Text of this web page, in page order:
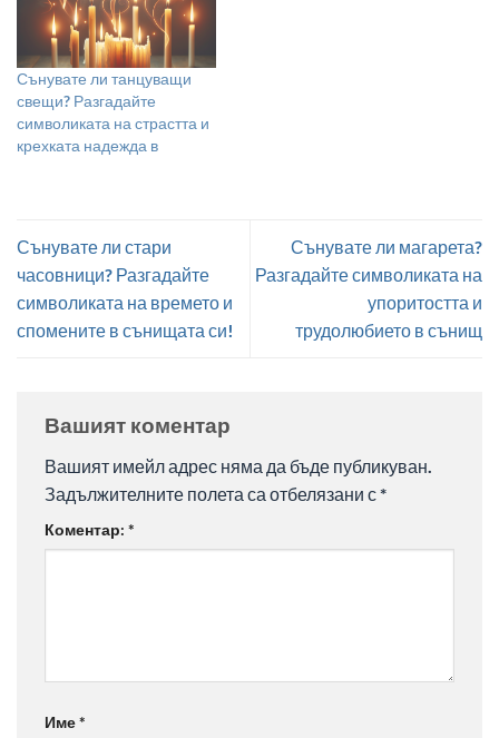
Сънувате ли танцуващи
свещи? Разгадайте
символиката на страстта и
крехката надежда в
Сънувате ли стари
часовници? Разгадайте
символиката на времето и
спомените в сънищата си!
Сънувате ли магарета?
Разгадайте символиката на
упоритостта и
трудолюбието в сънищ
Вашият коментар
Вашият имейл адрес няма да бъде публикуван.
Задължителните полета са отбелязани с*
Коментар: *
Име*